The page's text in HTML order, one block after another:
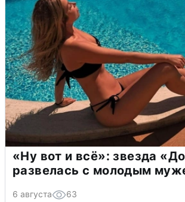
«Ну вот и всё»: звезда
развелась с молодым
6 августа 63